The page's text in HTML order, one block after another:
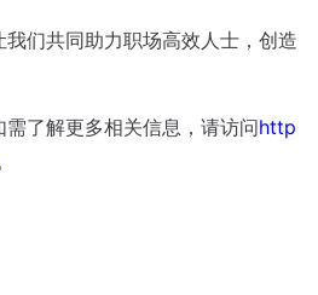
们共同助力职场高效人士，创造
了解更多相关信息，请访问http